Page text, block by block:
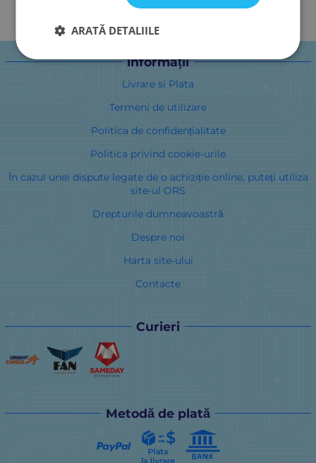
informații
Livrare si Plata
Termeni de utilizare
Politica de confidențialitate
Politica privind cookie-urile
În cazul unei dispute legate de o achiziție online, puteți utiliza
site-ul ORS
Drepturile dumneavoastră
Despre noi
Harta site-ului
Contacte
Curieri
Metodă de plată
ARATĂ DETALIILE